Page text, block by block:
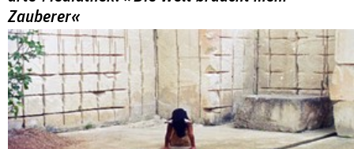
Zauberer«